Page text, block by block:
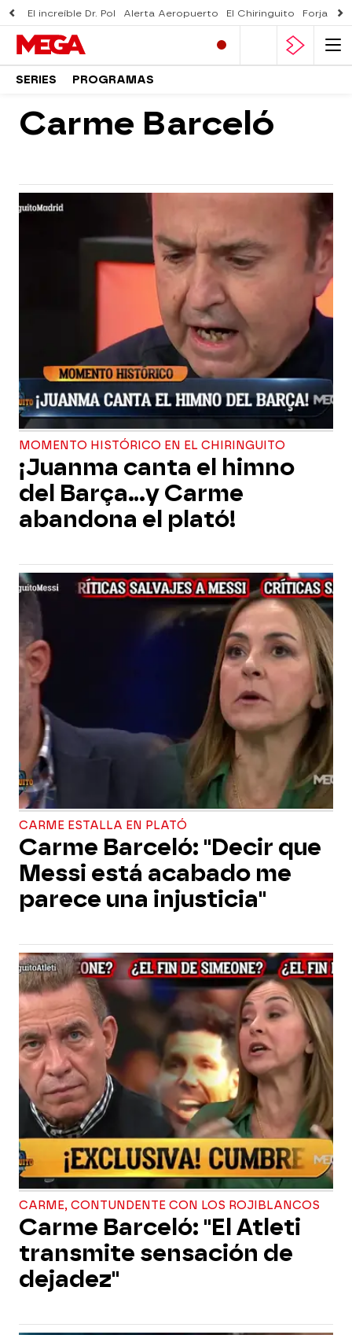
El increíble Dr. Pol Alerta Aeropuerto El Chiringuito Forjado
SERIES PROGRAMAS
Carme Barceló
MOMENTO HISTÓRICO EN EL CHIRINGUITO
¡Juanma canta el himno
del Barça...y Carme
abandona el plató!
CARME ESTALLA EN PLATÓ
Carme Barceló: "Decir que
Messi está acabado me
parece una injusticia"
CARME, CONTUNDENTE CON LOS ROJIBLANCOS
Carme Barceló: "El Atleti
transmite sensación de
dejadez"